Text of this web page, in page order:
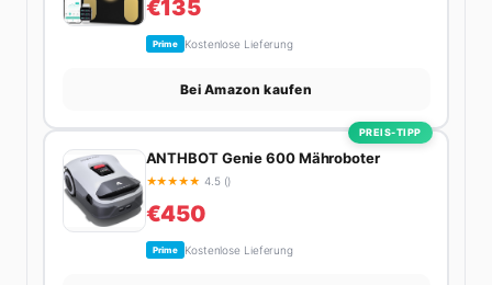
€135
Prime Kostenlose Lieferung
Bei Amazon kaufen
PREIS-TIPP
ANTHBOT Genie 600 Mähroboter
★★★★★ 4.5 ()
€450
Prime Kostenlose Lieferung